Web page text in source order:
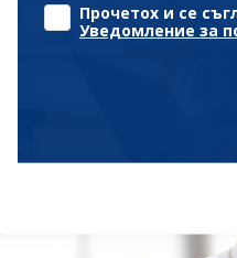
Прочетох и се
Уведомление за